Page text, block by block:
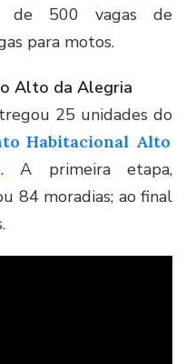
de 500 vagas de
para motos.
Alto da Alegria
25 unidades do
Habitacional Alto
. A primeira etapa,
84 moradias; ao final